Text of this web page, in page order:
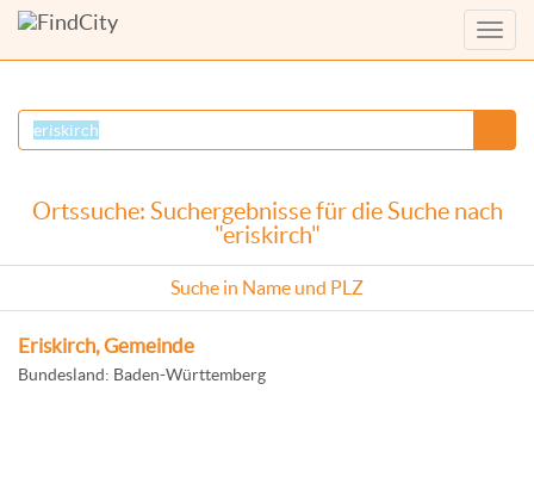
Menü
Ortssuche: Suchergebnisse für die Suche nach
"eriskirch"
Suche in Name und PLZ
Eriskirch, Gemeinde
Bundesland: Baden-Württemberg